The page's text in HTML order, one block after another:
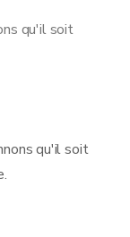
qu'il soit
qu'il soit